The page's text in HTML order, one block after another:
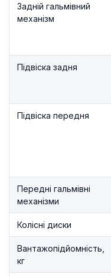
Задній гальмівний
механізм
Підвіска задня
Підвіска передня
Передні гальмівні
механізми
Колісні диски
Вантажопідйомність,
кг